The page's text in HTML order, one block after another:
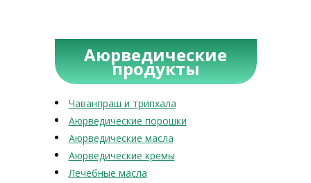
Аюрведические
продукты
Чаванпраш и трипхала
Аюрведические порошки
Аюрведические масла
Аюрведические кремы
Лечебные масла